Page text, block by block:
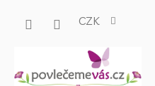
CZK